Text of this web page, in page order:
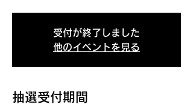
受付が終了しました
他のイベントを見る
抽選受付期間